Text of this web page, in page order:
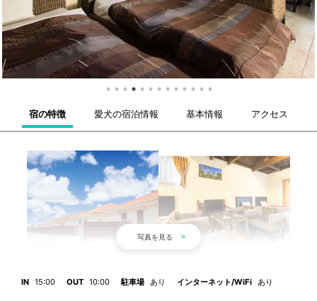
宿の特徴 愛犬の宿泊情報 基本情報 アクセス
IN 15:00 OUT 10:00 駐車場 あり インターネット/WiFi あり